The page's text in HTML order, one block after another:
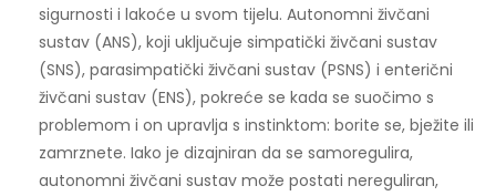
sigurnosti i lakoće u svom tijelu. Autonomni živčani
sustav (ANS), koji uključuje simpatički živčani sustav
(SNS), parasimpatički živčani sustav (PSNS) i enterični
živčani sustav (ENS), pokreće se kada se suočimo s
problemom i on upravlja s instinktom: borite se, bježite ili
zamrznete. Iako je dizajniran da se samoregulira,
autonomni živčani sustav može postati nereguliran,